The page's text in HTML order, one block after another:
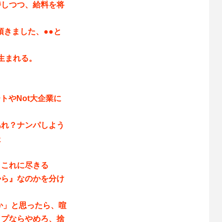
つつ、給料を将
きました、●●と
れる。
やNot大企業に
？ナンパしよう
れに尽きる
』なのかを分け
」と思ったら、喧
ならやめろ、捨